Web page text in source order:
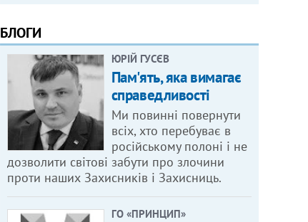
БЛОГИ
ЮРІЙ ГУСЄВ
Пам'ять, яка вимагає
справедливості
Ми повинні повернути
всіх, хто перебуває в
російському полоні і не
дозволити світові забути про злочини
проти наших Захисників і Захисниць.
ГО «ПРИНЦИП»